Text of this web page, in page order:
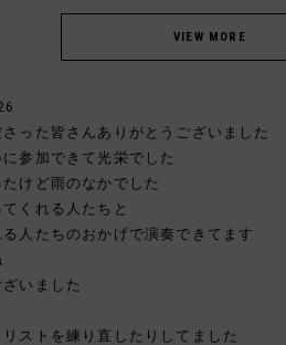
った皆さんありがとうございました
参加できて光栄でした
けど雨のなかでした
くれる人たちと
人たちのおかげで演奏できてます
いました
ストを練り直したりしてました